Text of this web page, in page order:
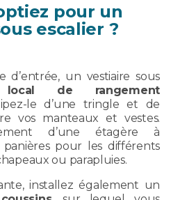
pour un
escalier ?
un vestiaire sous
local de rangement
le d’une tringle et de
vos manteaux et vestes.
d’une étagère à
panières pour les différents
ou parapluies.
installez également un